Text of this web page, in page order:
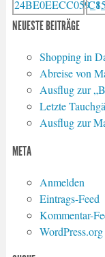
NEUESTE BEITRÄGE
Shopping in
Abreise von
Ausflug zur
Letzte
Ausflug zur
META
Anmelden
Eintrags-Feed
Kommentar-
WordPress.org